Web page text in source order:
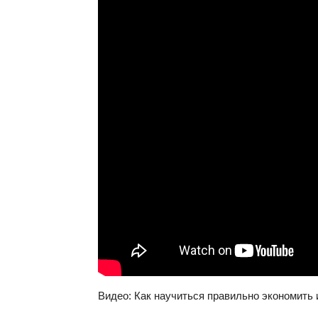
Видео: Как научиться правильно экономить